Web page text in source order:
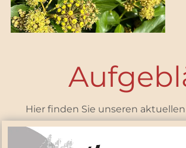
Hier finden Sie unseren